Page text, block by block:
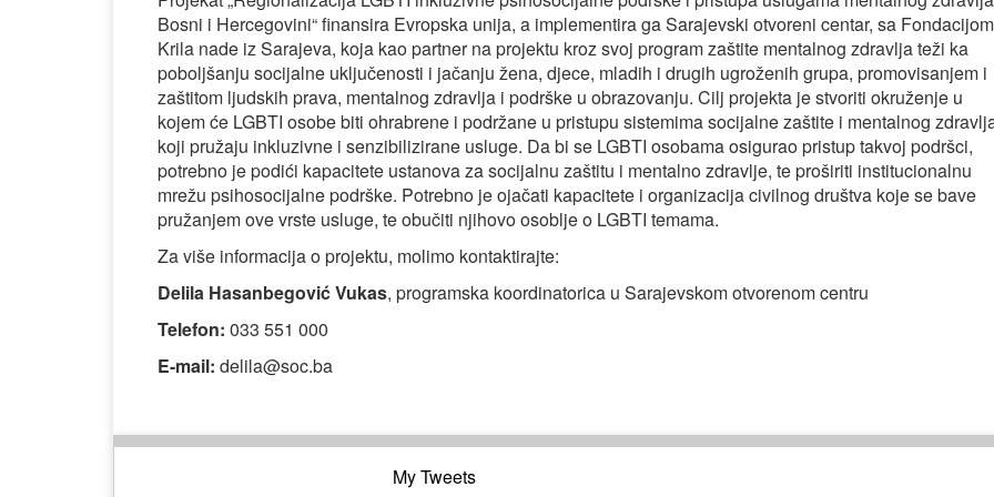
Bosni i Hercegovini“ finansira Evropska unija, a implementira ga Sarajevski otvoreni centar, sa Fondacijom
Krila nade iz Sarajeva, koja kao partner na projektu kroz svoj program zaštite mentalnog zdravlja teži ka
poboljšanju socijalne uključenosti i jačanju žena, djece, mladih i drugih ugroženih grupa, promovisanjem i
zaštitom ljudskih prava, mentalnog zdravlja i podrške u obrazovanju. Cilj projekta je stvoriti okruženje u
kojem će LGBTI osobe biti ohrabrene i podržane u pristupu sistemima socijalne zaštite i mentalnog
koji pružaju inkluzivne i senzibilizirane usluge. Da bi se LGBTI osobama osigurao pristup takvoj podršci,
potrebno je podići kapacitete ustanova za socijalnu zaštitu i mentalno zdravlje, te proširiti institucionalnu
mrežu psihosocijalne podrške. Potrebno je ojačati kapacitete i organizacija civilnog društva koje se bave
pružanjem ove vrste usluge, te obučiti njihovo osoblje o LGBTI temama.
Za više informacija o projektu, molimo kontaktirajte:
Delila Hasanbegović Vukas, programska koordinatorica u Sarajevskom otvorenom centru
Telefon: 033 551 000
E-mail: delila@soc.ba
My Tweets